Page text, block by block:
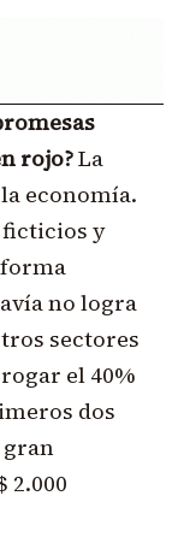
rojo?La
economía.
ficticios y
no logra
sectores
el 40%
dos
gran
2.000